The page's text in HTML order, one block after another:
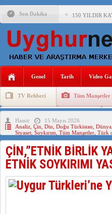
Son Dakika 150 YILDIR
ÇİN’İN
ÇİN’İN
İŞGALCİ
İŞGALCİ
Genel Tarih Video
TV Rehberi Tüm Manşetler
Uygurlarda Düğün ve Cenaze
Hamit
15 Mayıs 2026
Analiz Çin Din Doğu Türkistan Dünya
Siyaset Soykırım Tüm Manşetler Türk
ÇİN,”ETNİK BİRLİK
ETNİK SOYKIRIMI